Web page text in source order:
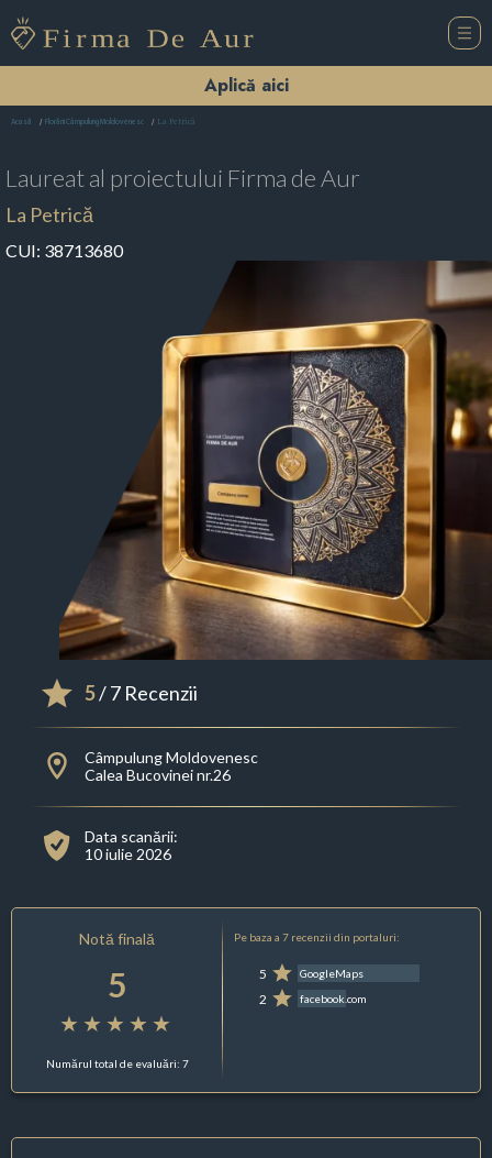
Aplică aici
Acasă Florării Câmpulung Moldovenesc La Petrică
Laureat al proiectului Firma de Aur
La Petrică
CUI: 38713680
5/ 7 Recenzii
Câmpulung Moldovenesc
Calea Bucovinei nr.26
Data scanării:
10 iulie 2026
Notă finală
5
Numărul total de evaluări: 7
Pe baza a 7 recenzii din portaluri:
5 GoogleMaps
2 facebook.com